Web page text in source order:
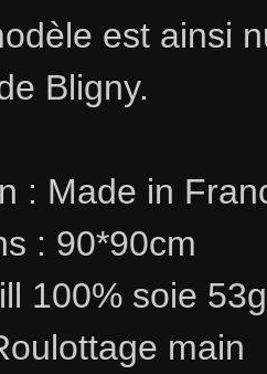
est ainsi
Bligny.
: Made in
: 90*90cm
100% soie
main